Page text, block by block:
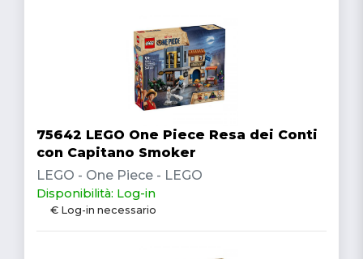
75642 LEGO One Piece Resa dei Conti
con Capitano Smoker
LEGO - One Piece - LEGO
Disponibilità: Log-in
€ Log-in necessario